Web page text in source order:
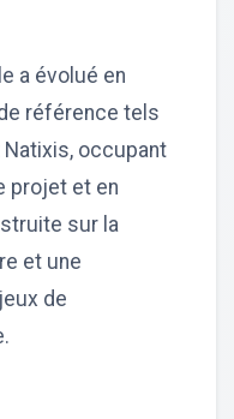
a évolué en
référence tels
Natixis, occupant
projet et en
sur la
et une
de